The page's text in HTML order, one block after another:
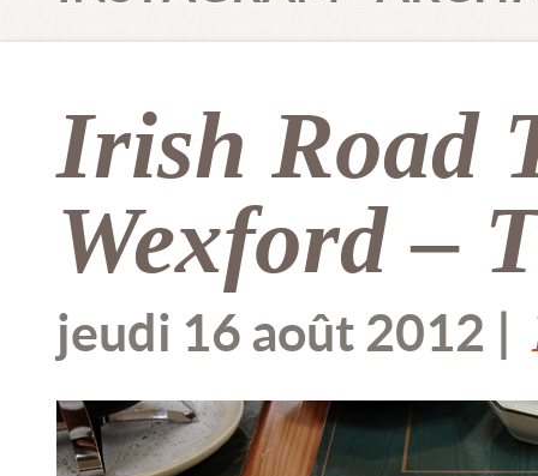
Irish Road
Wexford –
jeudi 16 août 2012